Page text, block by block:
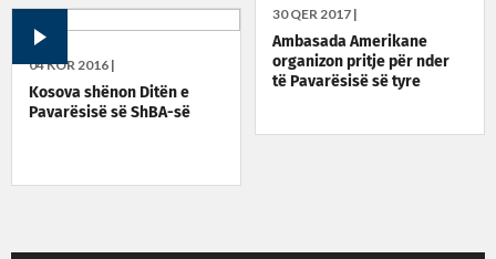
30 QER 2017 |
Ambasada Amerikane
organizon pritje për nder
të Pavarësisë së tyre
04 KOR 2016 |
Kosova shënon Ditën e
Pavarësisë së ShBA-së